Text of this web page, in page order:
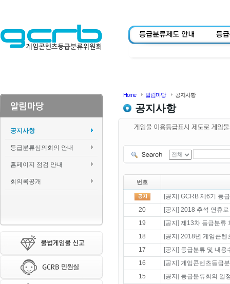
공지사항
등급분류심의회의 안내
홈페이지 점검 안내
회의록공개
Home 알림마당 공지사항
공지사항
번호
[공지] GCRB 제6기 등
20
[공지] 2018 추석 연휴
19
[공지] 제13차 등급분류
18
[공지] 2018년 게임콘
17
[공지] 등급분류 및 내
16
[공지] 게임콘텐츠등급
15
[공지] 등급분류회의 일